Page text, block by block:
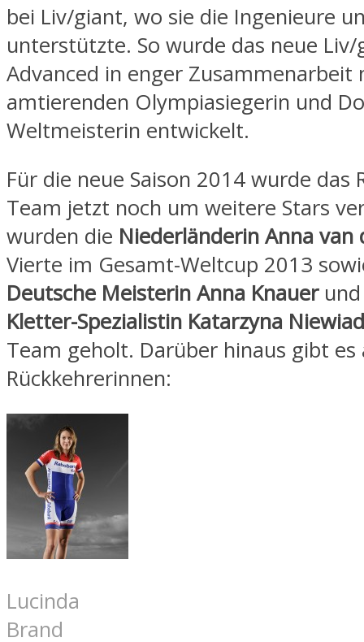
bei Liv/giant, wo sie die Ingenieure
unterstützte. So wurde das neue Liv/
Advanced in enger Zusammenarbeit
amtierenden Olympiasiegerin und
Weltmeisterin entwickelt.
Für die neue Saison 2014 wurde das
Team jetzt noch um weitere Stars
wurden die Niederländerin Anna van
Vierte im Gesamt-Weltcup 2013
Deutsche Meisterin Anna Knauer
Kletter-Spezialistin Katarzyna
Team geholt. Darüber hinaus gibt es
Rückkehrerinnen:
Lucinda
Brand